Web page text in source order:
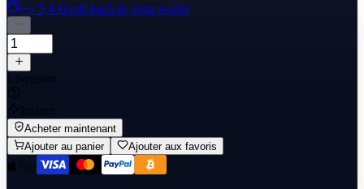
+≈ 5,4 €cash back to your wallet
Livraison
Instant
Acheter maintenant
Ajouter au panier
Ajouter aux favoris